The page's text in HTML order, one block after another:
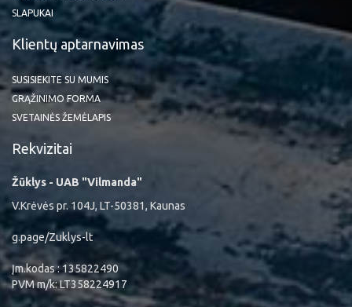
SLAPUKAI
Klientų aptarnavimas
SUSISIEKITE SU MUMIS
GRĄŽINIMO FORMA
SVETAINĖS ŽEMĖLAPIS
Rekvizitai
Žūklys - UAB "Vilmanda"
V.Krėvės pr. 104J, LT-50381, Kaunas
g.page/Zuklys-lt
Įm.kodas : 135822490
PVM m/k: LT358224917